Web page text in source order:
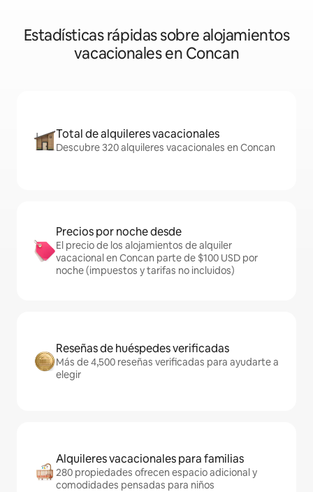
Estadísticas rápidas sobre alojamientos
vacacionales en Concan
Total de alquileres vacacionales
Descubre 320 alquileres vacacionales en Concan
Precios por noche desde
El precio de los alojamientos de alquiler
vacacional en Concan parte de $100 USD por
noche (impuestos y tarifas no incluidos)
Reseñas de huéspedes verificadas
Más de 4,500 reseñas verificadas para ayudarte a
elegir
Alquileres vacacionales para familias
280 propiedades ofrecen espacio adicional y
comodidades pensadas para niños